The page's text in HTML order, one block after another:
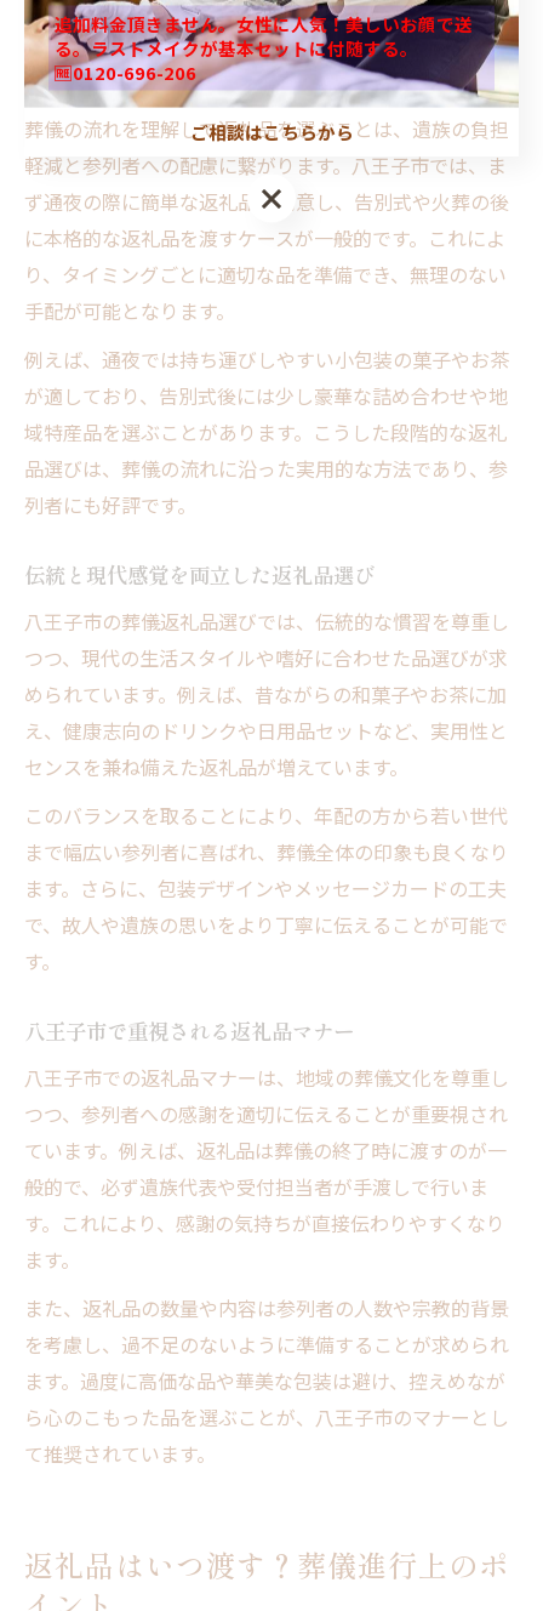
選定のポ
イント
軽くて持ち帰りやすい
地域性や質の高さ
を重視
葬儀の流れを理解して返礼品を選ぶことは、遺族の負担
軽減と参列者への配慮に繋がります。八王子市では、ま
ず通夜の際に簡単な返礼品を用意し、告別式や火葬の後
に本格的な返礼品を渡すケースが一般的です。これによ
り、タイミングごとに適切な品を準備でき、無理のない
手配が可能となります。
例えば、通夜では持ち運びしやすい小包装の菓子やお茶
が適しており、告別式後には少し豪華な詰め合わせや地
域特産品を選ぶことがあります。こうした段階的な返礼
品選びは、葬儀の流れに沿った実用的な方法であり、参
列者にも好評です。
伝統と現代感覚を両立した返礼品選び
八王子市の葬儀返礼品選びでは、伝統的な慣習を尊重し
つつ、現代の生活スタイルや嗜好に合わせた品選びが求
められています。例えば、昔ながらの和菓子やお茶に加
え、健康志向のドリンクや日用品セットなど、実用性と
センスを兼ね備えた返礼品が増えています。
このバランスを取ることにより、年配の方から若い世代
まで幅広い参列者に喜ばれ、葬儀全体の印象も良くなり
ます。さらに、包装デザインやメッセージカードの工夫
で、故人や遺族の思いをより丁寧に伝えることが可能で
す。
八王子市で重視される返礼品マナー
八王子市での返礼品マナーは、地域の葬儀文化を尊重し
つつ、参列者への感謝を適切に伝えることが重要視され
ています。例えば、返礼品は葬儀の終了時に渡すのが一
般的で、必ず遺族代表や受付担当者が手渡しで行いま
す。これにより、感謝の気持ちが直接伝わりやすくなり
ます。
また、返礼品の数量や内容は参列者の人数や宗教的背景
を考慮し、過不足のないように準備することが求められ
ます。過度に高価な品や華美な包装は避け、控えめなが
ら心のこもった品を選ぶことが、八王子市のマナーとし
て推奨されています。
返礼品はいつ渡す？葬儀進行上のポ
追加料金頂きません。女性に人気！美しいお顔で送
る。ラストメイクが基本セットに付随する。
🆓0120-696-206
ご相談はこちらから